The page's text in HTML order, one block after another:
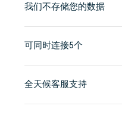
我们不存储您的数据
可同时连接5个
全天候客服支持